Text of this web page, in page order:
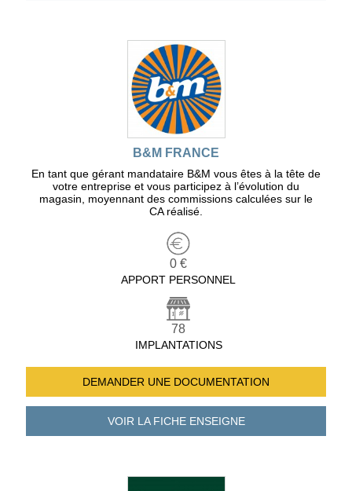
B&M FRANCE
En tant que gérant mandataire B&M vous êtes à la tête de
votre entreprise et vous participez à l’évolution du
magasin, moyennant des commissions calculées sur le
CA réalisé.
0 €
APPORT PERSONNEL
78
IMPLANTATIONS
DEMANDER UNE DOCUMENTATION
VOIR LA FICHEENSEIGNE